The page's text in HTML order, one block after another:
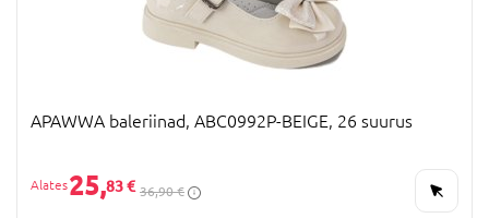
APAWWA baleriinad, ABC0992P-BEIGE, 26 suurus
25,83 € 36,90 €